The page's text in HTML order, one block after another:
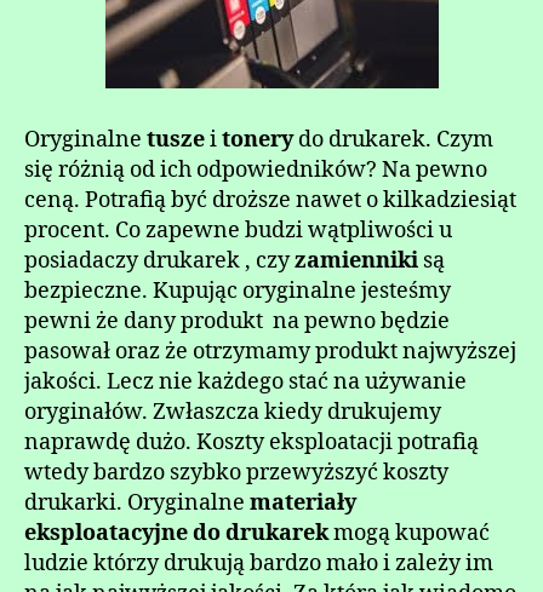
Oryginalne tuszeitonerydo drukarek. Czym
się różnią od ich odpowiedników? Na pewno
ceną. Potrafią być droższe nawet o kilkadziesiąt
procent. Co zapewne budzi wątpliwości u
posiadaczy drukarek , czyzamienniki są
bezpieczne. Kupując oryginalne jesteśmy
pewni że dany produkt na pewno będzie
pasował oraz że otrzymamy produkt najwyższej
jakości. Lecz nie każdego stać na używanie
oryginałów. Zwłaszcza kiedy drukujemy
naprawdę dużo. Koszty eksploatacji potrafią
wtedy bardzo szybko przewyższyć koszty
drukarki. Oryginalne materiały
eksploatacyjne do drukarekmogą kupować
ludzie którzy drukują bardzo mało i zależy im